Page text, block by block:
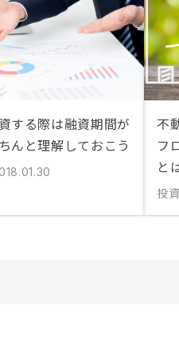
する際は融資期間が
んと理解しておこう
不
フ
と
投